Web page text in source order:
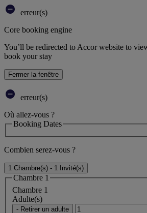
erreur(s)
Core booking engine
You’ll be redirected to Accor website to
book your stay
Fermer la fenêtre
erreur(s)
Où allez-vous ?
Booking Dates
Combien serez-vous ?
1 Chambre(s) - 1 Invité(s)
Chambre 1
Chambre 1
Adulte(s)
- Retirer un adulte